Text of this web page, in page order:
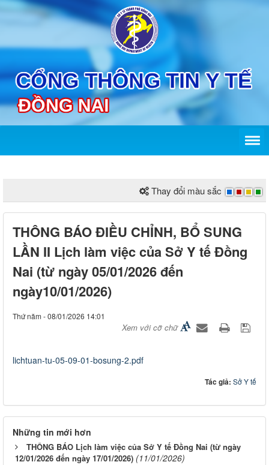
Thay đổi màu sắc
THÔNG BÁO ĐIỀU CHỈNH, BỔ SUNG
LẦN II Lịch làm việc của Sở Y tế Đồng
Nai (từ ngày 05/01/2026 đến
ngày10/01/2026)
Thứ năm - 08/01/2026 14:01
Xem với cỡ chữ
lichtuan-tu-05-09-01-bosung-2.pdf
Tác giả: Sở Y tế
Những tin mới hơn
THÔNG BÁO Lịch làm việc của Sở Y tế Đồng Nai (từ ngày
12/01/2026 đến ngày 17/01/2026) (11/01/2026)